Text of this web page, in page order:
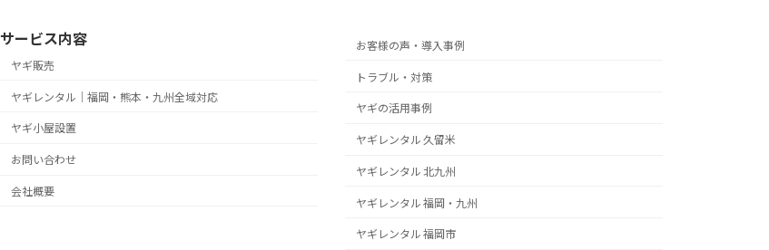
サービス内容
ヤギ販売
ヤギレンタル｜福岡・熊本・九州全域対応
ヤギ小屋設置
お問い合わせ
会社概要
お客様の声・導入事例
トラブル・対策
ヤギの活用事例
ヤギレンタル 久留米
ヤギレンタル 北九州
ヤギレンタル 福岡・九州
ヤギレンタル 福岡市